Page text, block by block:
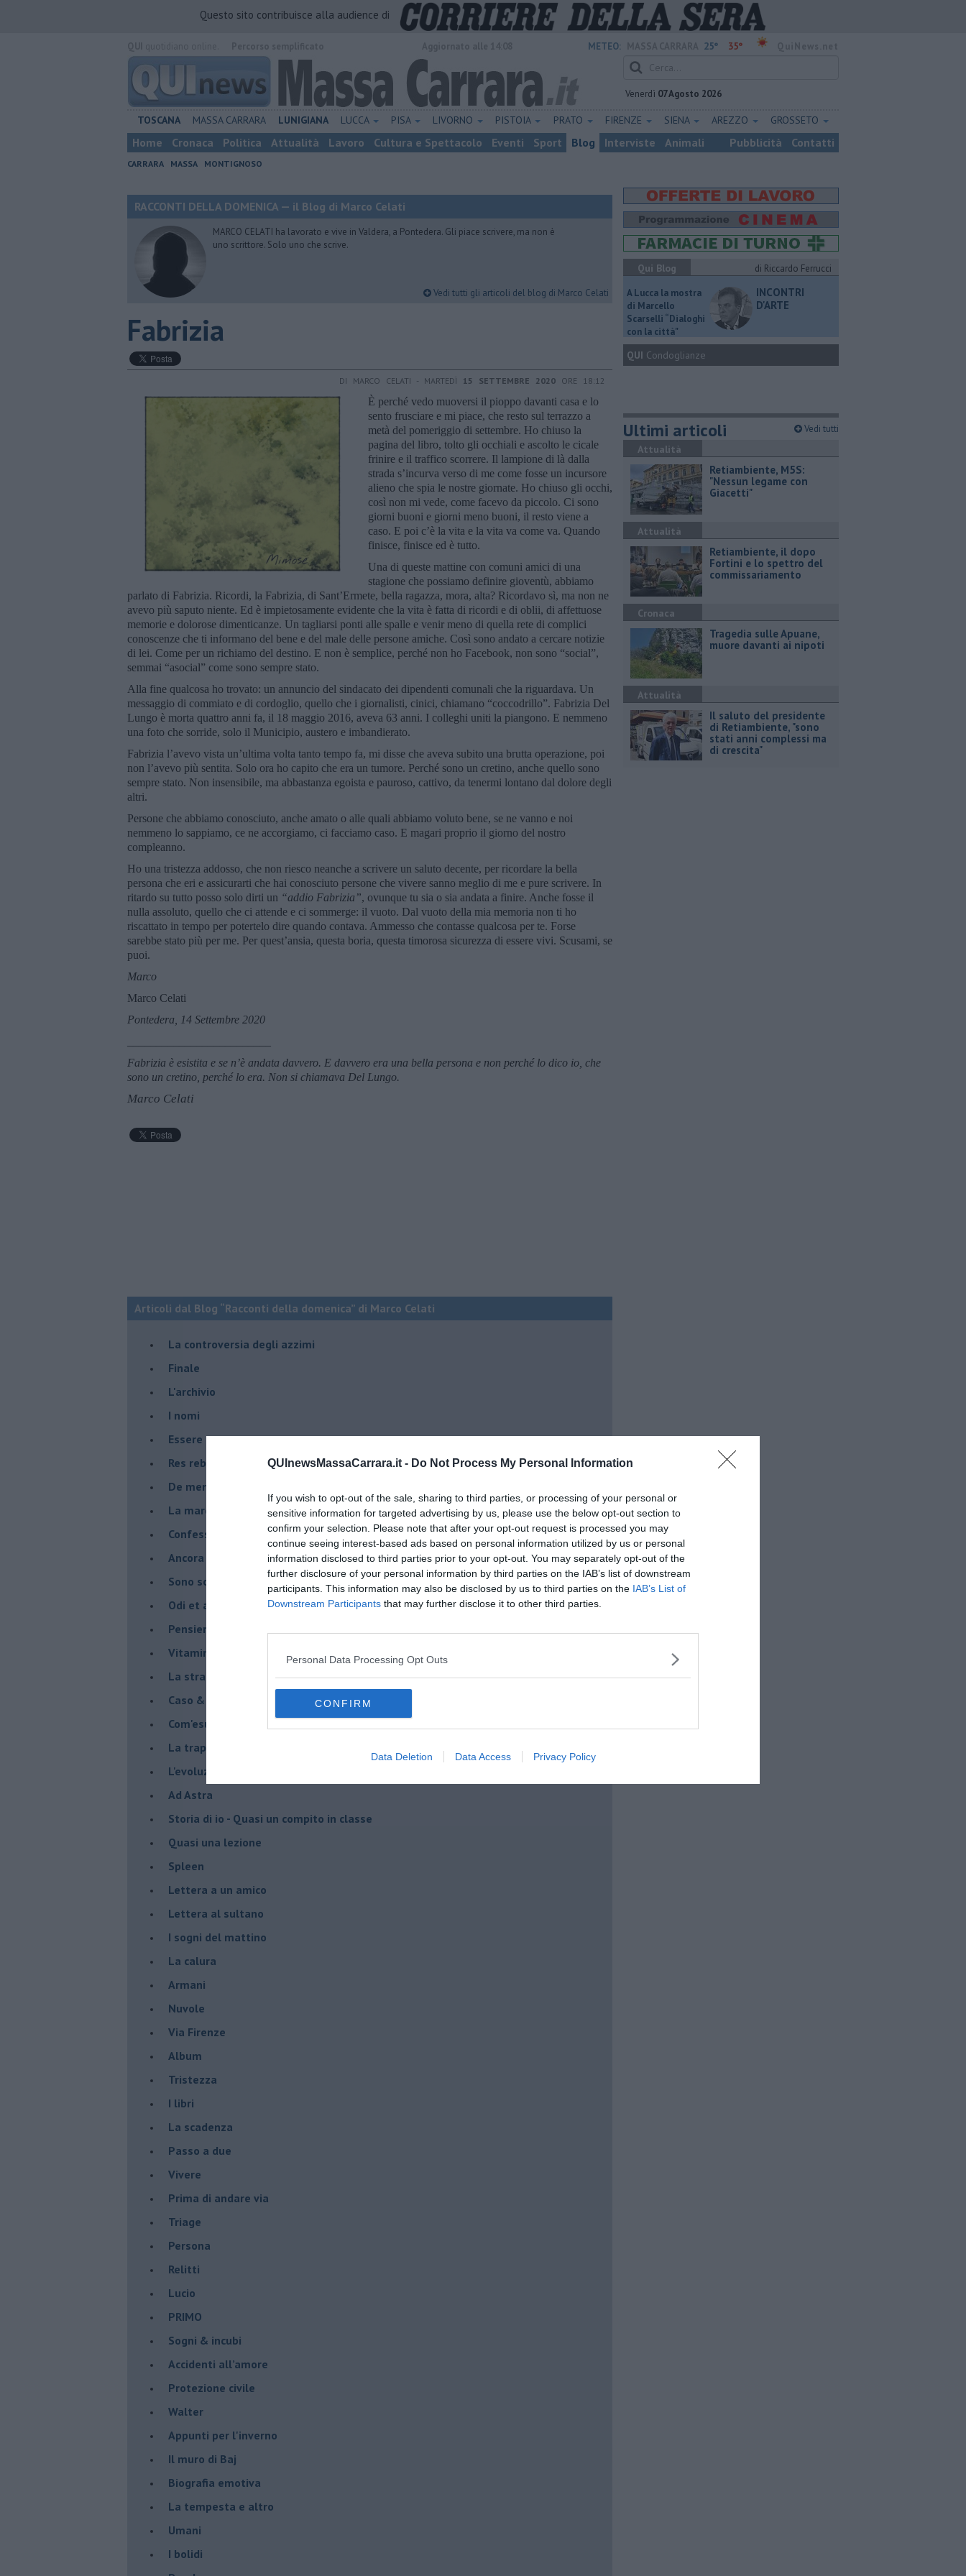
QUInewsMassaCarrara.it - Do Not Process My Personal Information
If you wish to opt-out of the sale, sharing to third parties, or processing of your personal or
sensitive information for targeted advertising by us, please use the below opt-out section to
confirm your selection. Please note that after your opt-out request is processed you may
continue seeing interest-based ads based on personal information utilized by us or personal
information disclosed to third parties prior to your opt-out. You may separately opt-out of the
further disclosure of your personal information by third parties on the IAB’s list of downstream
participants. This information may also be disclosed by us to third parties on the IAB’s List of
Downstream Participants that may further disclose it to other third parties.
Personal Data Processing Opt Outs
CONFIRM
Data Deletion Data Access Privacy Policy
Questo sito contribuisce alla audience di
METEO: 25° 35°
Venerdì 07 Agosto 2026
TOSCANA MASSA CARRARA LUNIGIANA LUCCA PISA LIVORNO PISTOIA PRATO FIRENZE SIENA AREZZO GROSSETO
Home Cronaca Politica Attualità Lavoro Cultura e Spettacolo Eventi Sport Blog Interviste Animali Pubblicità Contatti
CARRARA MASSA MONTIGNOSO
RACCONTI DELLA DOMENICA — il Blog di Marco Celati
MARCO CELATI ha lavorato e vive in Valdera, a Pontedera. Gli piace scrivere, ma non è
uno scrittore. Solo uno che scrive.
Vedi tutti gli articoli del blog di Marco Celati
Fabrizia
DI MARCO CELATI - MARTEDÌ 15 SETTEMBRE 2020 ORE 18:12
È perché vedo muoversi il pioppo davanti casa e lo
sento frusciare e mi piace, che resto sul terrazzo a
metà del pomeriggio di settembre. Ho chiuso la
pagina del libro, tolto gli occhiali e ascolto le cicale
frinire e il traffico scorrere. Il lampione di là dalla
strada s’incurva verso di me come fosse un incursore
alieno che spia le nostre giornate. Ho chiuso gli occhi,
così non mi vede, come facevo da piccolo. Ci sono
giorni buoni e giorni meno buoni, il resto viene a
caso. E poi c’è la vita e la vita va come va. Quando
finisce, finisce ed è tutto.
Una di queste mattine con comuni amici di una
stagione che possiamo definire gioventù, abbiamo
parlato di Fabrizia. Ricordi, la Fabrizia, di Sant’Ermete, bella ragazza, mora, alta? Ricordavo sì, ma non ne
avevo più saputo niente. Ed è impietosamente evidente che la vita è fatta di ricordi e di oblii, di affettuose
memorie e dolorose dimenticanze. Un tagliarsi ponti alle spalle e venir meno di quella rete di complici
conoscenze che ti informano del bene e del male delle persone amiche. Così sono andato a cercare notizie
di lei. Come per un richiamo del destino. E non è semplice, perché non ho Facebook, non sono “social”,
semmai “asocial” come sono sempre stato.
Alla fine qualcosa ho trovato: un annuncio del sindacato dei dipendenti comunali che la riguardava. Un
messaggio di commiato e di cordoglio, quello che i giornalisti, cinici, chiamano “coccodrillo”. Fabrizia Del
Lungo è morta quattro anni fa, il 18 maggio 2016, aveva 63 anni. I colleghi uniti la piangono. E nemmeno
una foto che sorride, solo il Municipio, austero e imbandierato.
Fabrizia l’avevo vista un’ultima volta tanto tempo fa, mi disse che aveva subito una brutta operazione, poi
non l’avevo più sentita. Solo ora ho capito che era un tumore. Perché sono un cretino, anche quello sono
sempre stato. Non insensibile, ma abbastanza egoista e pauroso, cattivo, da tenermi lontano dal dolore degli
altri.
Persone che abbiamo conosciuto, anche amato o alle quali abbiamo voluto bene, se ne vanno e noi
nemmeno lo sappiamo, ce ne accorgiamo, ci facciamo caso. E magari proprio il giorno del nostro
compleanno.
Ho una tristezza addosso, che non riesco neanche a scrivere un saluto decente, per ricordare la bella
persona che eri e assicurarti che hai conosciuto persone che vivere sanno meglio di me e pure scrivere. In
ritardo su tutto posso solo dirti un “addio Fabrizia”, ovunque tu sia o sia andata a finire. Anche fosse il
nulla assoluto, quello che ci attende e ci sommerge: il vuoto. Dal vuoto della mia memoria non ti ho
riscattato in tempo per potertelo dire quando contava. Ammesso che contasse qualcosa per te. Forse
sarebbe stato più per me. Per quest’ansia, questa boria, questa timorosa sicurezza di essere vivi. Scusami, se
puoi.
Marco
Marco Celati
Pontedera, 14 Settembre 2020
Fabrizia è esistita e se n’è andata davvero. E davvero era una bella persona e non perché lo dico io, che
sono un cretino, perché lo era. Non si chiamava Del Lungo.
Marco Celati
Articoli dal Blog “Racconti della domenica” di Marco Celati
La controversia degli azzimi
Finale
L'archivio
I nomi
Essere
Res rebus
De mente
La marcia
Confessioni del pappagallo
Ancora pensieri & disordine
Sono solo parole
Odi et amo
Pensieri in disordine sparso
Vitamina D
La strada
Caso & cambiamento
Com'esuli pensieri
La trappola di Tucidide, o della 3ª C
L'evoluzione umana
Ad Astra
Storia di io - Quasi un compito in classe
Quasi una lezione
Spleen
Lettera a un amico
Lettera al sultano
I sogni del mattino
La calura
Armani
Nuvole
Via Firenze
Album
Tristezza
I libri
La scadenza
Passo a due
Vivere
Prima di andare via
Triage
Persona
Relitti
Lucio
PRIMO
Sogni & incubi
Accidenti all’amore
Protezione civile
Walter
Appunti per l'inverno
Il muro di Baj
Biografia emotiva
La tempesta e altro
Umani
I bolidi
Qui Blog
di Riccardo Ferrucci
A Lucca la mostra
di Marcello
Scarselli “Dialoghi
con la città"
INCONTRI
D'ARTE
QUI Condoglianze
Ultimi articoli Vedi tutti
Attualità
Retiambiente, M5S:
"Nessun legame con
Giacetti"
Attualità
Retiambiente, il dopo
Fortini e lo spettro del
commissariamento
Cronaca
Tragedia sulle Apuane,
muore davanti ai nipoti
Attualità
Il saluto del presidente
di Retiambiente, "sono
stati anni complessi ma
di crescita"